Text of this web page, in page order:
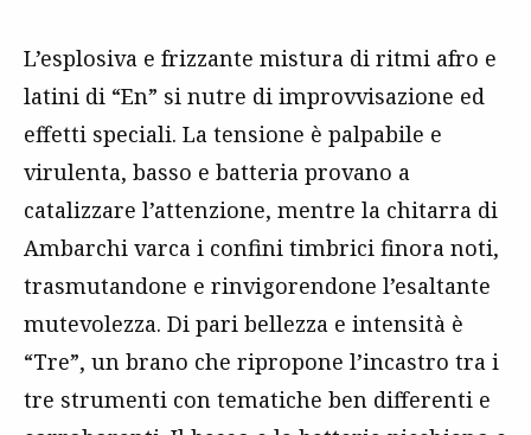
L’esplosiva e frizzante mistura di ritmi afro e
latini di “En” si nutre di improvvisazione ed
effetti speciali. La tensione è palpabile e
virulenta, basso e batteria provano a
catalizzare l’attenzione, mentre la chitarra di
Ambarchi varca i confini timbrici finora noti,
trasmutandone e rinvigorendone l’esaltante
mutevolezza. Di pari bellezza e intensità è
“Tre”, un brano che ripropone l’incastro tra i
tre strumenti con tematiche ben differenti e